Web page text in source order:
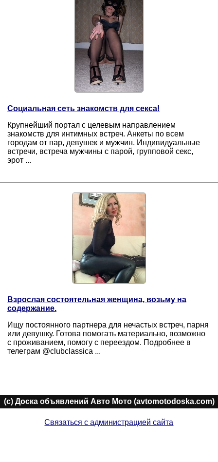
Социальная сеть знакомств для секса!
Крупнейший портал с целевым направлением
знакомств для интимных встреч. Анкеты по всем
городам от пар, девушек и мужчин. Индивидуальные
встречи, встреча мужчины с парой, групповой секс,
эрот ...
Взрослая состоятельная женщина, возьму на
содержание.
Ищу постоянного партнера для нечастых встреч, парня
или девушку. Готова помогать материально, возможно
с проживанием, помогу с переездом. Подробнее в
телеграм @clubclassica ...
(c) Доска объявлений Авто Мото (avtomotodoska.com)
Связаться с администрацией сайта